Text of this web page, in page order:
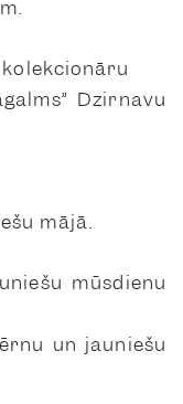
Dzirnavu
mājā.
mūsdienu
un jauniešu